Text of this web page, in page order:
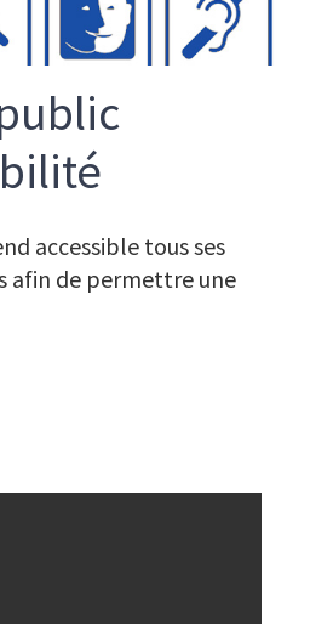
accessible tous ses
afin de permettre une